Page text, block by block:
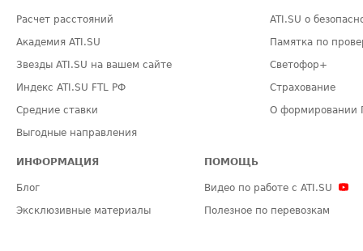
Расчет расстояний
Академия ATI.SU
Звезды ATI.SU на вашем сайте
Индекс ATI.SU FTL РФ
Средние ставки
Выгодные направления
ATI.SU о
Памятка по
Светофор+
Страхование
О формировании
ИНФОРМАЦИЯ
Блог
Эксклюзивные материалы
ПОМОЩЬ
Видео по работе с ATI.SU
Полезное по перевозкам